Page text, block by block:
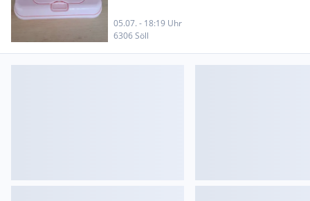
05.07. - 18:19 Uhr
6306 Söll